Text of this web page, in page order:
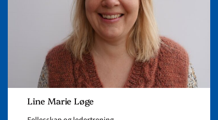
Line Marie Løge